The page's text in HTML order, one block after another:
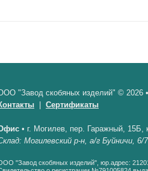
"Завод скобяных изделий" © 2026 •
Сертификаты
• г. Могилев, пер. Гаражный, 15Б,
Могилевский р-н, а/г Буйничи, 6/7
"Завод скобяных изделий", юр.адрес: